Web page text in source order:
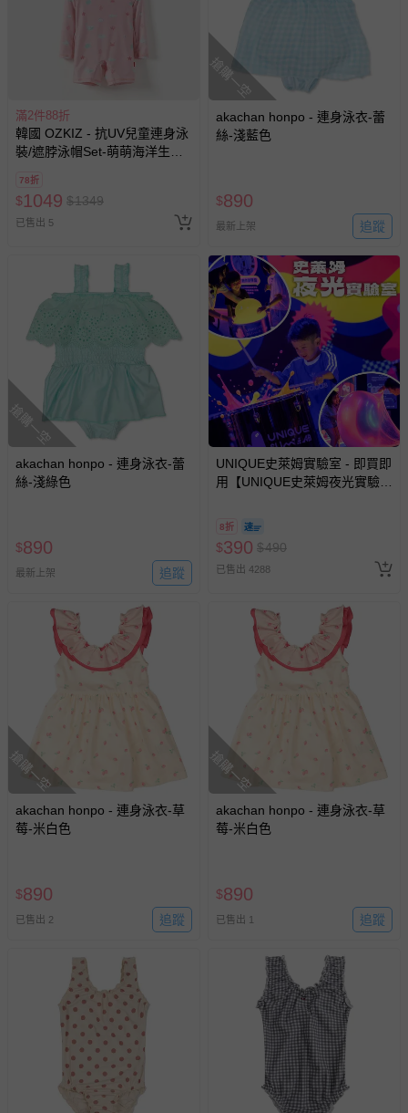
等）。
非以有形媒介提供之數位內容或一經提供即為完成之線
上服務，經消費者事先同意始提供（例如線上課程、遊
戲或活動點數等）。
已拆封之以下類型商品：
-個人衛生用品（例如尿布、貼身衣物、泳裝、襪子、地
墊、寢具類等）。
-接觸性孕哺產品（奶嘴、奶瓶、擠乳器、哺乳衣、托腹
帶束縛衣、餐搖椅等）。
示字句等說明貼紙、封條者。
國際航空、客運、訂房等服務。
相關的退換貨辦理流程，可詳見：退換貨 & 退款問題
其他常見問題：
運送服務：目前提供的運送僅限台灣本島。如您位於離島地
區，可能會無法配送，或須依據商品需加收離島運費。廠商
亦保留出貨與否的權利。離島、偏遠地區、樓層親送等加價
費用，可能會另需加收。
如您收到商品，請依正常流程檢查是否完好，若商品遇瑕疵
情形，您可申請更換新品或退貨，請見：
。
式、折價券與購物金的使用、退貨及商品運送方式等有疑
問，你可詳見： 媽咪愛客服中心
預購商品：預購為海外同步代購，遇缺貨即會通知媽咪並協
助取消退款事宜。
商品如因「價格、組合」等錯誤原因，導致無法安排出貨，
會主動以簡訊及mail通知訂單取消事宜，並將提供適當補
償。
滿2件88折
韓國 OZKIZ - 抗UV兒童連身泳
裝/遮脖泳帽Set-萌萌海洋生物-
78折
$1049 $1349
已售出 5
搶購一空
akachan honpo - 連身泳衣-蕾
絲-淺藍色
$890
最新上架 追蹤
搶購一空
akachan honpo - 連身泳衣-蕾
絲-淺綠色
$890
最新上架 追蹤
UNIQUE史萊姆實驗室 - 即買即
用【UNIQUE史萊姆夜光實驗室
人小孩均一價(3歲以上需購票))
8折
$390 $490
已售出 4288
搶購一空
akachan honpo - 連身泳衣-草
莓-米白色
$890
已售出 2 追蹤
搶購一空
akachan honpo - 連身泳衣-草
莓-米白色
$890
已售出 1 追蹤